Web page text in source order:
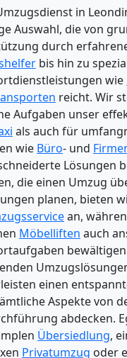
in
Auswahl, die von
durch
bis hin zu
wie
reicht. Wir
Aufgaben unser
als auch für
wie Büro- und
Lösungen
die einen Umzug
planen, bieten
an,
Möbelliften auch
einen
Aspekte von
abdecken.
Übersiedlung,
Privatumzug oder